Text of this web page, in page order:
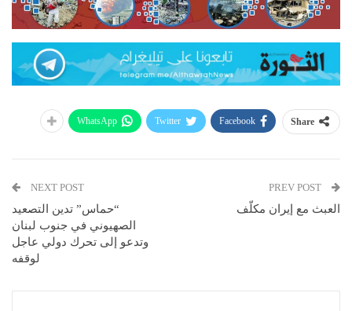
Share
Facebook
Twitter
WhatsApp
العبث مع إيران مكلّف
NEXT POST
“حماس” تدين التصعيد
الصهيوني في جنوب لبنان
وتدعو إلى تحرك دولي عاجل
لوقفه